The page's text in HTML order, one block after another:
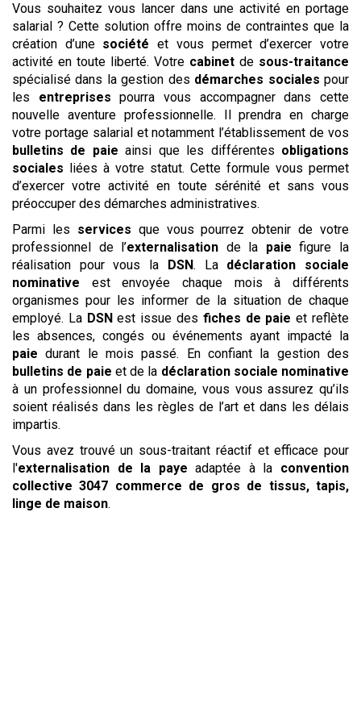
Vous souhaitez vous lancer dans une activité en portage
salarial ? Cette solution offre moins de contraintes que la
création d’une société et vous permet d’exercer votre
activité en toute liberté. Votre cabinet de sous-traitance
spécialisé dans la gestion des démarches sociales pour
les entreprises pourra vous accompagner dans cette
nouvelle aventure professionnelle. Il prendra en charge
votre portage salarial et notamment l’établissement de vos
bulletins de paie ainsi que les différentes obligations
sociales liées à votre statut. Cette formule vous permet
d’exercer votre activité en toute sérénité et sans vous
préoccuper des démarches administratives.
Parmi les services que vous pourrez obtenir de votre
professionnel de l’externalisation de la paie figure la
réalisation pour vous la
DSN. La déclaration sociale
nominative est envoyée chaque mois à différents
organismes pour les informer de la situation de chaque
employé. La DSN est issue des fiches de paie et reflète
les absences, congés ou événements ayant impacté la
paie durant le mois passé. En confiant la gestion des
bulletins de paie et de la déclaration sociale nominative
à un professionnel du domaine, vous vous assurez qu’ils
soient réalisés dans les règles de l’art et dans les délais
impartis.
Vous avez trouvé un sous-traitant réactif et efficace pour
l'externalisation de la paye adaptée à la convention
collective3047 commerce de gros de tissus, tapis,
linge de maison.